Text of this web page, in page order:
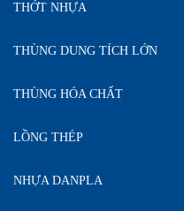
THỚT NHỰA
THÙNG DUNG TÍCH LỚN
THÙNG HÓA CHẤT
LỒNG THÉP
NHỰA DANPLA